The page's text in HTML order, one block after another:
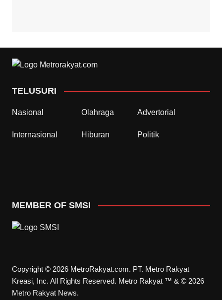
TELUSURI
Nasional Olahraga Advertorial
Internasional Hiburan Politik
MEMBER OF SMSI
Copyright © 2026 MetroRakyat.com. PT. Metro Rakyat
Kreasi, Inc. All Rights Reserved. Metro Rakyat ™ & © 2026
Metro Rakyat News.